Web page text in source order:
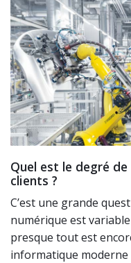
Quel est le degré
clients ?
C’est une grande
numérique est
presque tout est
informatique moderne